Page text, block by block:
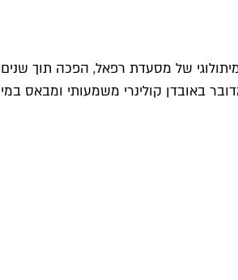
אביב סוגרת את שעריה, "בעקבות חוסר היציבות והמצב במדינה". אנימאר, שנפתחה ב-2019 בחלל
באובדן קולינרי משמעותי ומבאס